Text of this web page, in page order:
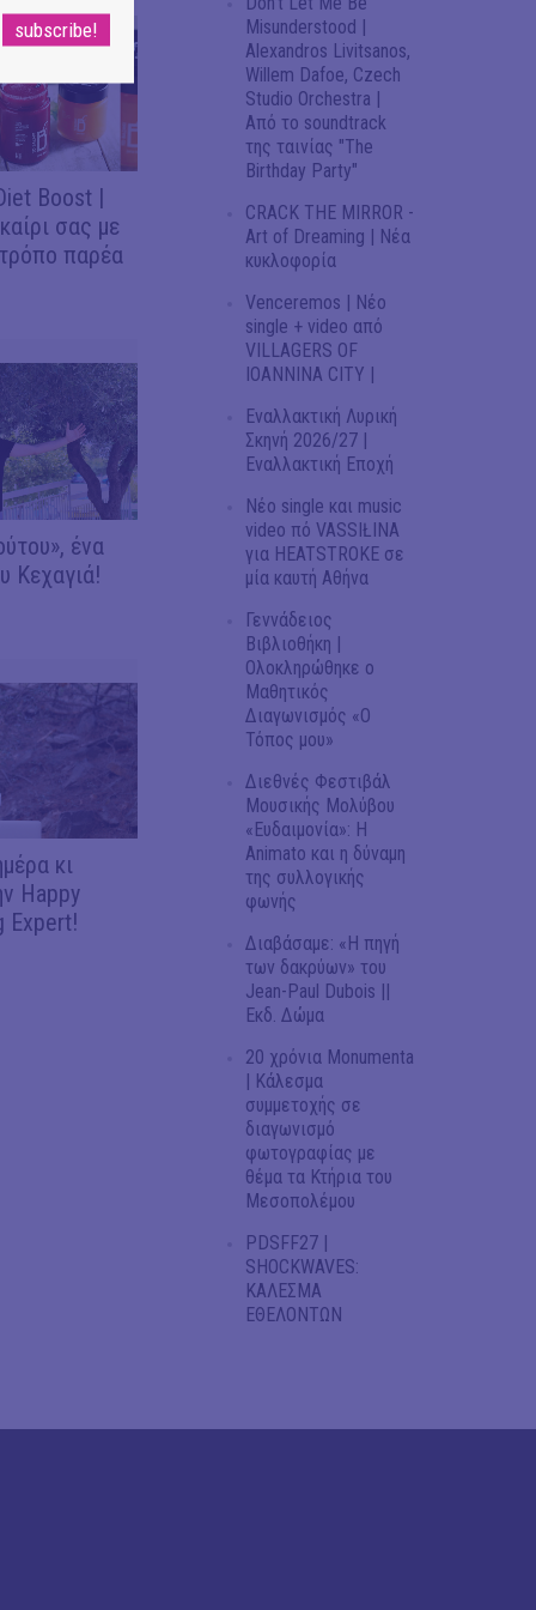
Boost |
σας με
παρέα
ένα
Κεχαγιά!
κι
Happy
Expert!
Misunderstood |
Alexandros Livitsanos,
Willem Dafoe, Czech
Studio Orchestra |
Από το soundtrack
της ταινίας "The
Birthday Party"
CRACK THE MIRROR -
Art of Dreaming | Νέα
κυκλοφορία
Venceremos | Νέο
single + video από
VILLAGERS OF
IOANNINA CITY |
Εναλλακτική Λυρική
Σκηνή 2026/27 |
Εναλλακτική Εποχή
Νέο single και music
video πό VASSIŁINA
για HEATSTROKE σε
μία καυτή Αθήνα
Γεννάδειος
Βιβλιοθήκη |
Ολοκληρώθηκε ο
Μαθητικός
Διαγωνισμός «Ο
Τόπος μου»
Διεθνές Φεστιβάλ
Μουσικής Μολύβου
«Ευδαιμονία»: Η
Animato και η δύναμη
της συλλογικής
φωνής
Διαβάσαμε: «Η πηγή
των δακρύων» του
Jean-Paul Dubois ||
Εκδ. Δώμα
20 χρόνια Monumenta
| Κάλεσμα
συμμετοχής σε
διαγωνισμό
φωτογραφίας με
θέμα τα Κτήρια του
Μεσοπολέμου
PDSFF27 |
SHOCKWAVES:
ΚΑΛΕΣΜΑ
ΕΘΕΛΟΝΤΩΝ